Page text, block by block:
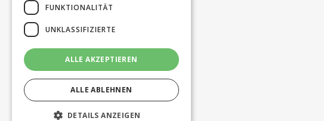
FUNKTIONALITÄT
UNKLASSIFIZIERTE
ALLE AKZEPTIEREN
ALLE ABLEHNEN
DETAILS ANZEIGEN